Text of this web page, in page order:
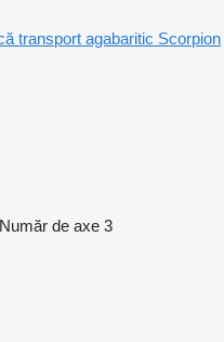
transport agabaritic Scorpion
Număr de axe 3